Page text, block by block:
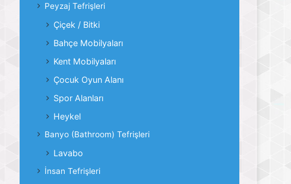
Peyzaj Tefrişleri
Çiçek / Bitki
Bahçe Mobilyaları
Kent Mobilyaları
Çocuk Oyun Alanı
Spor Alanları
Heykel
Banyo (Bathroom) Tefrişleri
Lavabo
İnsan Tefrişleri